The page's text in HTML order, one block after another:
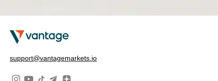
support@vantagemarkets.io